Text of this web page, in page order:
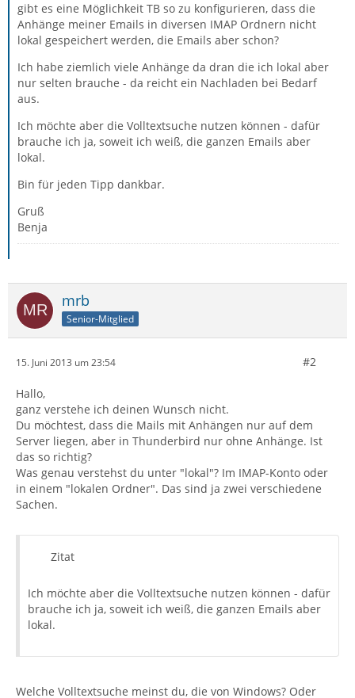
gibt es eine Möglichkeit TB so zu konfigurieren, dass die
Anhänge meiner Emails in diversen IMAP Ordnern nicht
lokal gespeichert werden, die Emails aber schon?
Ich habe ziemlich viele Anhänge da dran die ich lokal aber
nur selten brauche - da reicht ein Nachladen bei Bedarf
aus.
Ich möchte aber die Volltextsuche nutzen können - dafür
brauche ich ja, soweit ich weiß, die ganzen Emails aber
lokal.
Bin für jeden Tipp dankbar.
Gruß
Benja
mrb
Senior-Mitglied
15. Juni 2013 um 23:54 #2
Hallo,
ganz verstehe ich deinen Wunsch nicht.
Du möchtest, dass die Mails mit Anhängen nur auf dem
Server liegen, aber in Thunderbird nur ohne Anhänge. Ist
das so richtig?
Was genau verstehst du unter "lokal"? Im IMAP-Konto oder
in einem "lokalen Ordner". Das sind ja zwei verschiedene
Sachen.
Zitat
Ich möchte aber die Volltextsuche nutzen können - dafür
brauche ich ja, soweit ich weiß, die ganzen Emails aber
lokal.
Welche Volltextsuche meinst du, die von Windows? Oder